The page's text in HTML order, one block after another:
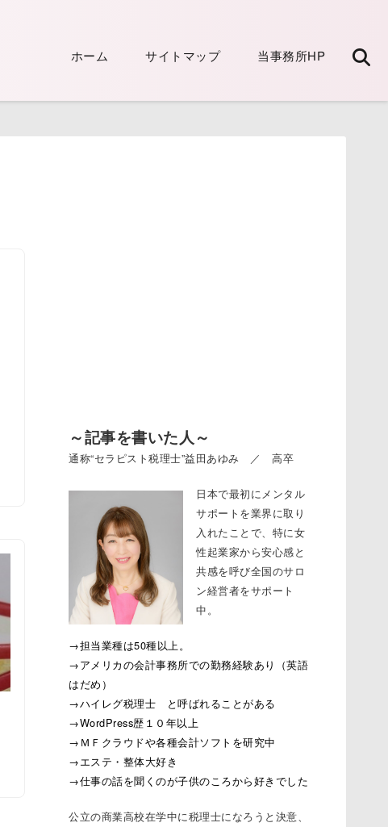
ホーム サイトマップ 当事務所HP
～記事を書いた人～
通称“セラピスト税理士”益田あゆみ ／ 高卒
日本で最初にメンタル
サポートを業界に取り
入れたことで、特に女
性起業家から安心感と
共感を呼び全国のサロ
ン経営者をサポート
中。
→担当業種は50種以上。
→アメリカの会計事務所での勤務経験あり（英語
はだめ）
→ハイレグ税理士 と呼ばれることがある
→WordPress歴１０年以上
→ＭＦクラウドや各種会計ソフトを研究中
→エステ・整体大好き
→仕事の話を聞くのが子供のころから好きでした
公立の商業高校在学中に税理士になろうと決意、